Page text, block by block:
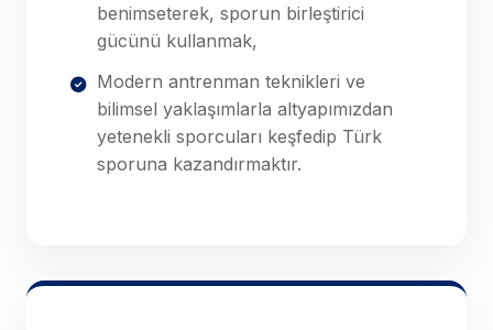
benimseterek, sporun birleştirici
gücünü kullanmak,
Modern antrenman teknikleri ve
bilimsel yaklaşımlarla altyapımızdan
yetenekli sporcuları keşfedip Türk
sporuna kazandırmaktır.